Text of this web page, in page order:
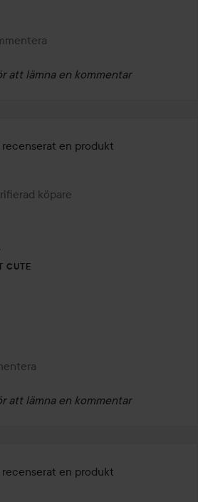
att lämna en kommentar
recenserat en produkt
2 år
köpare
CUTE
att lämna en kommentar
recenserat en produkt
2 år